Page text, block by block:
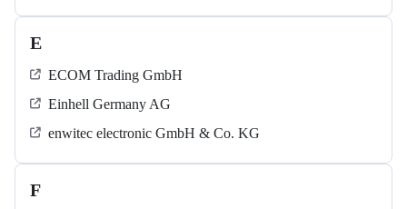
E
ECOM Trading GmbH
Einhell Germany AG
enwitec electronic GmbH & Co. KG
F